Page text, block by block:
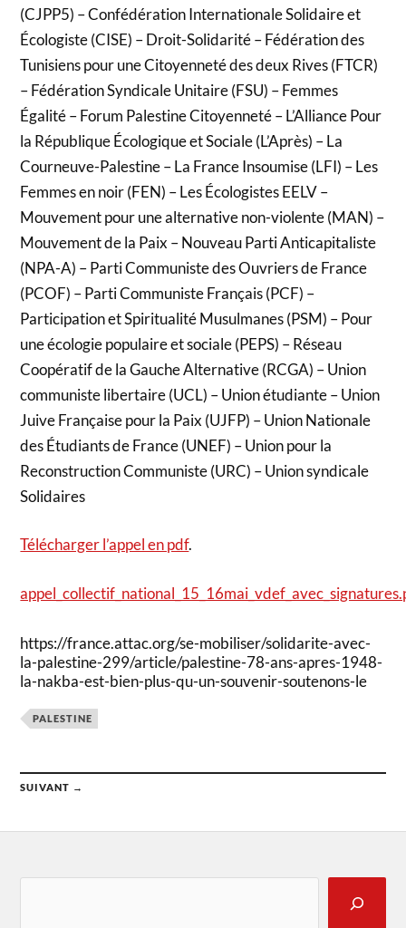
(CJPP5) – Confédération Internationale Solidaire et
Écologiste (CISE) – Droit-Solidarité – Fédération des
Tunisiens pour une Citoyenneté des deux Rives (FTCR)
– Fédération Syndicale Unitaire (FSU) – Femmes
Égalité – Forum Palestine Citoyenneté – L’Alliance Pour
la République Écologique et Sociale (L’Après) – La
Courneuve-Palestine – La France Insoumise (LFI) – Les
Femmes en noir (FEN) – Les Écologistes EELV –
Mouvement pour une alternative non-violente (MAN) –
Mouvement de la Paix – Nouveau Parti Anticapitaliste
(NPA-A) – Parti Communiste des Ouvriers de France
(PCOF) – Parti Communiste Français (PCF) –
Participation et Spiritualité Musulmanes (PSM) – Pour
une écologie populaire et sociale (PEPS) – Réseau
Coopératif de la Gauche Alternative (RCGA) – Union
communiste libertaire (UCL) – Union étudiante – Union
Juive Française pour la Paix (UJFP) – Union Nationale
des Étudiants de France (UNEF) – Union pour la
Reconstruction Communiste (URC) – Union syndicale
Solidaires
Télécharger l’appel en pdf.
https://france.attac.org/se-mobiliser/solidarite-avec-
la-palestine-299/article/palestine-78-ans-apres-1948-
la-nakba-est-bien-plus-qu-un-souvenir-soutenons-le
PALESTINE
SUIVANT →